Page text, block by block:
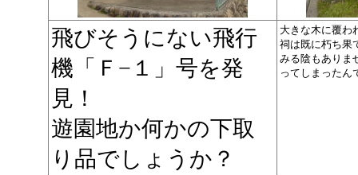
飛びそうにない飛行
機「Ｆ−１」号を発
見！
遊園地か何かの下取
り品でしょうか？
大きな木に覆わ
祠は既に朽ち果
みる陰もありま
ってしまったん